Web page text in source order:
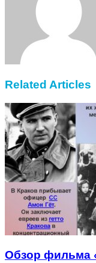
Related Articles
Обзор фильма